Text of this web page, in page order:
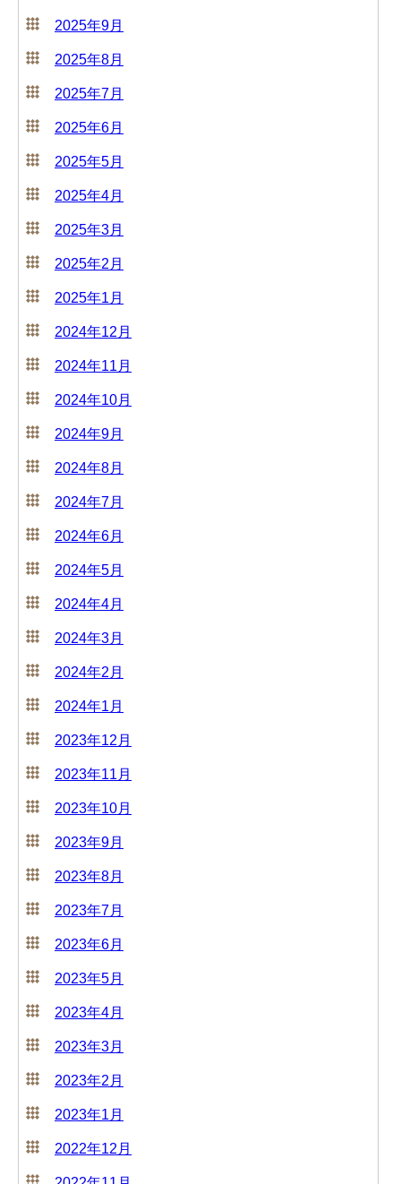
2025年9月
2025年8月
2025年7月
2025年6月
2025年5月
2025年4月
2025年3月
2025年2月
2025年1月
2024年12月
2024年11月
2024年10月
2024年9月
2024年8月
2024年7月
2024年6月
2024年5月
2024年4月
2024年3月
2024年2月
2024年1月
2023年12月
2023年11月
2023年10月
2023年9月
2023年8月
2023年7月
2023年6月
2023年5月
2023年4月
2023年3月
2023年2月
2023年1月
2022年12月